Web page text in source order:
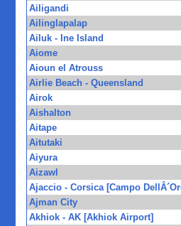
Ailigandi
Ailinglapalap
Ailuk - Ine Island
Aiome
Aioun el Atrouss
Airlie Beach - Queensland
Airok
Aishalton
Aitape
Aitutaki
Aiyura
Aizawl
Ajaccio - Corsica [Campo
Ajman City
Akhiok - AK [Akhiok Airport]